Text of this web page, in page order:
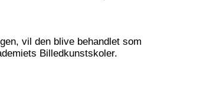
vil den blive behandlet som
Billedkunstskoler.